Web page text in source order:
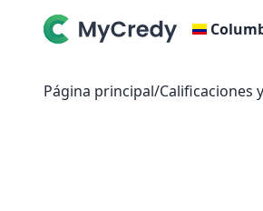
Página principal/Calificaciones